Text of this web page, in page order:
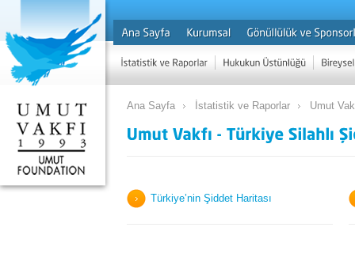
Ana Sayfa İstatistik ve Raporlar Umut
Türkiye’nin Şiddet Haritası